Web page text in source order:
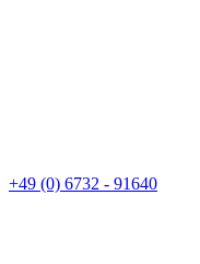
+49 (0) 6732 - 91640